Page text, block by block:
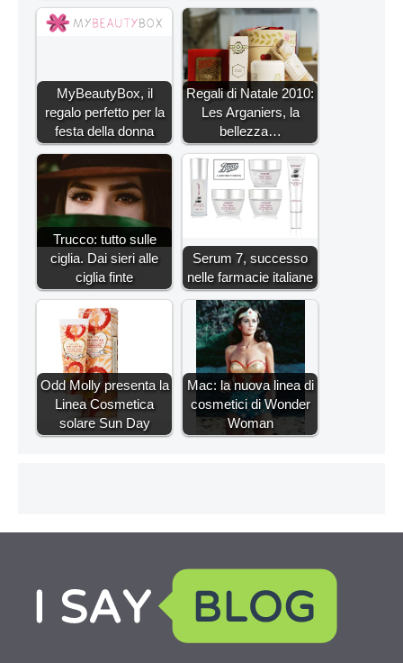
MyBeautyBox, il
regalo perfetto per la
festa della donna
Regali di Natale 2010:
Les Arganiers, la
bellezza…
Trucco: tutto sulle
ciglia. Dai sieri alle
ciglia finte
Serum 7, successo
nelle farmacie italiane
Odd Molly presenta la
Linea Cosmetica
solare Sun Day
Mac: la nuova linea di
cosmetici di Wonder
Woman